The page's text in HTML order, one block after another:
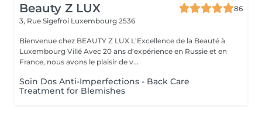
Beauty Z LUX
86
3, Rue Sigefroi Luxembourg 2536
Bienvenue chez BEAUTY Z LUX L'Excellence de la Beauté à
Luxembourg Villé Avec 20 ans d'expérience en Russie et en
France, nous avons le plaisir de v...
Soin Dos Anti-Imperfections - Back Care
Treatment for Blemishes